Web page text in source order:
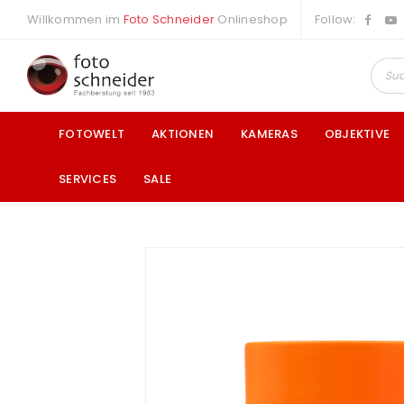
Willkommen im Foto Schneider Onlineshop Follow:
FOTOWELT AKTIONEN KAMERAS OBJEKTIVE
SERVICES SALE